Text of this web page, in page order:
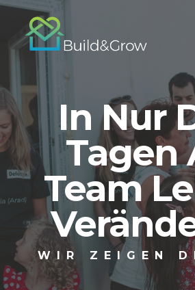
Skip
main
In Nur
Tagen
Team
WIR ZEIGEN